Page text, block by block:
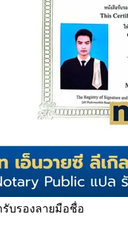
บรองลายมือชื่อ